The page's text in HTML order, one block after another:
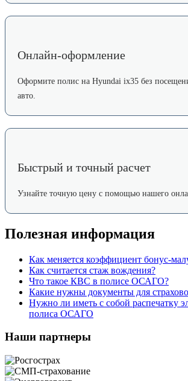
Онлайн-оформление
Оформите полис на Hyundai ix35 без
авто.
Быстрый и точный расчет
Узнайте точную цену с помощью нашего
Полезная информация
Как меняется коэффициент бонус-
Как считается стаж вождения?
Что такое КВС в полисе ОСАГО?
Какие нужны документы для
Нужно ли иметь с собой распечатку
полиса ОСАГО
Наши партнеры